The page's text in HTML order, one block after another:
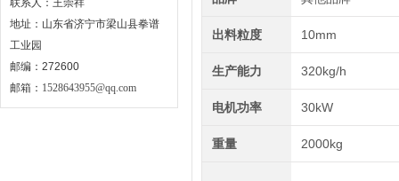
联系人：王崇祥
地址：山东省济宁市梁山县拳谱
工业园
邮编：272600
邮箱： 1528643955@qq.com
出料粒度 10mm
生产能力 320kg/h
电机功率 30kW
重量 2000kg